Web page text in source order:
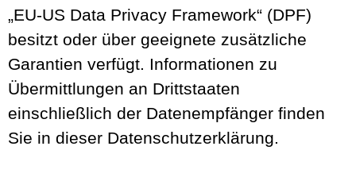
„EU-US Data Privacy Framework“ (DPF)
besitzt oder über geeignete zusätzliche
Garantien verfügt. Informationen zu
Übermittlungen an Drittstaaten
einschließlich der Datenempfänger finden
Sie in dieser Datenschutzerklärung.